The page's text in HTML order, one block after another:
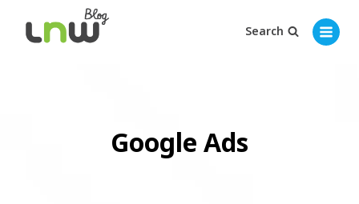
Search
Google Ads